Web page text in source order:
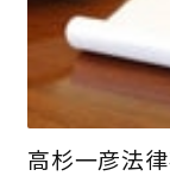
高杉一彦法